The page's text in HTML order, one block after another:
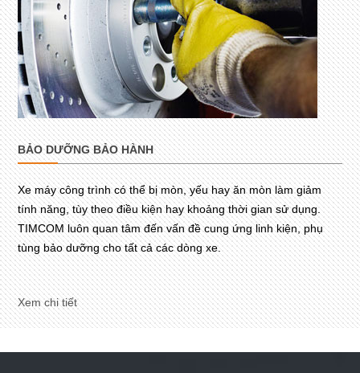
BẢO DƯỠNG BẢO HÀNH
Xe máy công trình có thể bị mòn, yếu hay ăn mòn làm giảm
tính năng, tùy theo điều kiện hay khoảng thời gian sử dụng.
TIMCOM luôn quan tâm đến vấn đề cung ứng linh kiện, phụ
tùng bảo dưỡng cho tất cả các dòng xe.
Xem chi tiết